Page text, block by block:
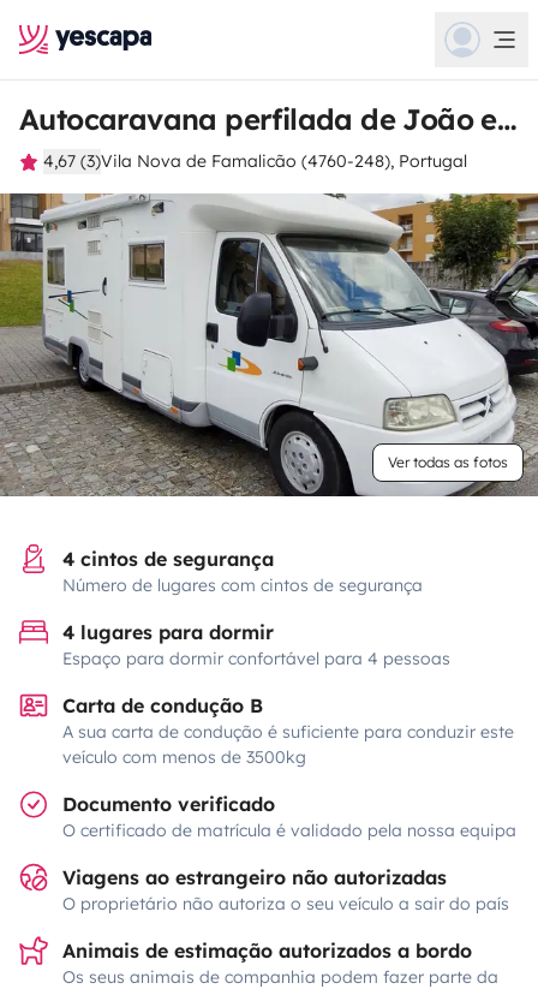
Autocaravana perfilada de João e Cátia
4,67 (3)Vila Nova de Famalicão (4760-248), Portugal
Ver todas as fotos
4 cintos de segurança
Número de lugares com cintos de segurança
4 lugares para dormir
Espaço para dormir confortável para 4 pessoas
Carta de condução B
A sua carta de condução é suficiente para conduzir este
veículo com menos de 3500kg
Documento verificado
O certificado de matrícula é validado pela nossa equipa
Viagens ao estrangeiro não autorizadas
O proprietário não autoriza o seu veículo a sair do país
Animais de estimação autorizados a bordo
Os seus animais de companhia podem fazer parte da